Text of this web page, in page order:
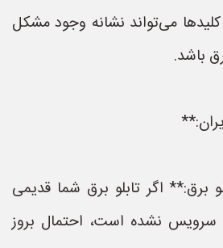
می‌تواند نشانه وجود مشکل
باشد.
برق:** اگر تابلو برق شما قدیمی
نشده است، احتمال بروز